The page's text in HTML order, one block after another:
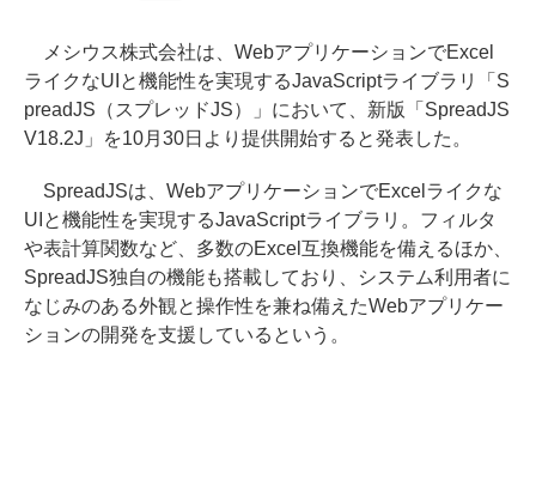
メシウス株式会社は、WebアプリケーションでExcel
ライクなUIと機能性を実現するJavaScriptライブラリ「S
preadJS（スプレッドJS）」において、新版「SpreadJS
V18.2J」を10月30日より提供開始すると発表した。
SpreadJSは、WebアプリケーションでExcelライクな
UIと機能性を実現するJavaScriptライブラリ。フィルタ
や表計算関数など、多数のExcel互換機能を備えるほか、
SpreadJS独自の機能も搭載しており、システム利用者に
なじみのある外観と操作性を兼ね備えたWebアプリケー
ションの開発を支援しているという。